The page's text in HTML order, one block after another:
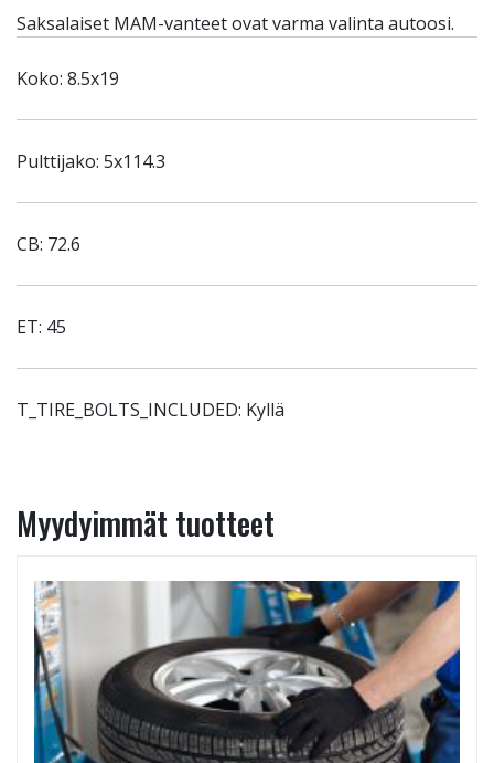
Saksalaiset MAM-vanteet ovat varma valinta autoosi.
Koko: 8.5x19
Pulttijako: 5x114.3
CB: 72.6
ET: 45
T_TIRE_BOLTS_INCLUDED: Kyllä
Myydyimmät tuotteet